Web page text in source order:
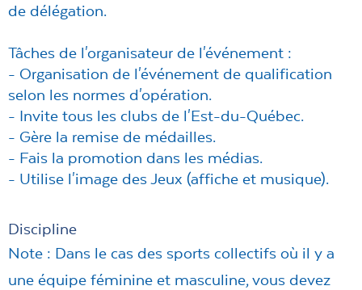
de délégation.
Tâches de l'organisateur de l'événement :
- Organisation de l'événement de qualification
selon les normes d'opération.
- Invite tous les clubs de l'Est-du-Québec.
- Gère la remise de médailles.
- Fais la promotion dans les médias.
- Utilise l'image des Jeux (affiche et musique).
Discipline
Note : Dans le cas des sports collectifs où il y a
une équipe féminine et masculine, vous devez